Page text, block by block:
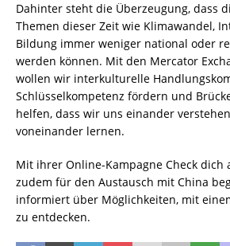
Dahinter steht die Überzeugung, dass
Themen dieser Zeit wie Klimawandel,
Bildung immer weniger national oder
werden können. Mit den Mercator
wollen wir interkulturelle
Schlüsselkompetenz fördern und
helfen, dass wir uns einander
voneinander lernen.
Mit ihrer Online-Kampagne Check dich
zudem für den Austausch mit China
informiert über Möglichkeiten, mit
zu entdecken.